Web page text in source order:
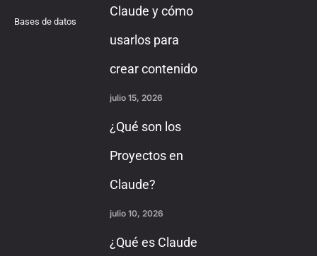
Bases de datos
Claude y cómo
usarlos para
crear contenido
julio 15, 2026
¿Qué son los
Proyectos en
Claude?
julio 10, 2026
¿Qué es Claude